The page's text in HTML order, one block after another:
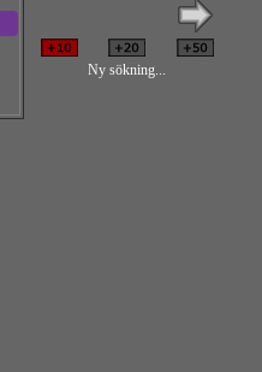
Ny sökning...